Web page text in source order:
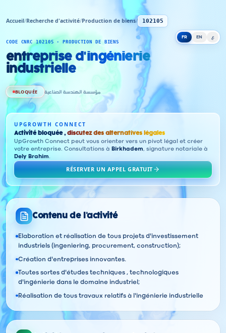
FR EN ع
Accueil/Recherche d'activité/Production de biens/ 102105
CODE CNRC 102105 · PRODUCTION DE BIENS
entreprise d'ingénierie
industrielle
BLOQUÉE مؤسسة الهندسة الصناعية
UPGROWTH CONNECT
Activité bloquée , discutez des alternatives légales
UpGrowth Connect peut vous orienter vers un pivot légal et créer
votre entreprise. Consultations à Birkhadem, signature notariale à
Dely Brahim.
RÉSERVER UN APPEL GRATUIT
Contenu de l'activité
Elaboration et réalisation de tous projets d'investissement
industriels (ingeniering, procurement, construction);
Création d'entreprises innovantes.
Toutes sortes d'études techniques , technologiques
d'ingénierie dans le domaine industriel;
Réalisation de tous travaux relatifs à l'ingénierie industrielle